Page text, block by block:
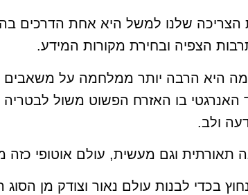
הצריכה שלנו למשל היא אחת הדרכים
הצפיה ובחירת מקורות המידע.
היא הרבה יותר ממלחמה על משאבים
האנרגטי בו האזרח הפשוט משול
ולב.
תאורתית וגם מעשית, עולם אוטופי כזה
בכדי לבנות עולם נאור וצודק מן